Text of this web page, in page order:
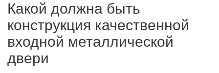
Какой должна быть
конструкция качественной
входной металлической
двери